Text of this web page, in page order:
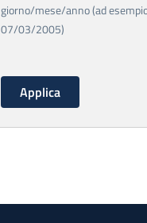
giorno/mese/anno (ad
07/03/2005)